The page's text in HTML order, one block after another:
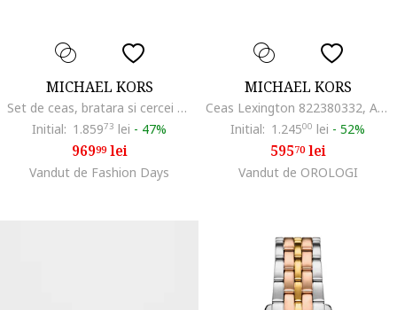
MICHAEL KORS
Set de ceas, bratara si cercei decorati cu cristale, Auriu
Initial: 1.85973 lei - 47%
96999lei
Vandut de Fashion Days
MICHAEL KORS
Ceas Lexington 822380332, Argintiu
Initial: 1.24500 lei - 52%
59570lei
Vandut de OROLOGI